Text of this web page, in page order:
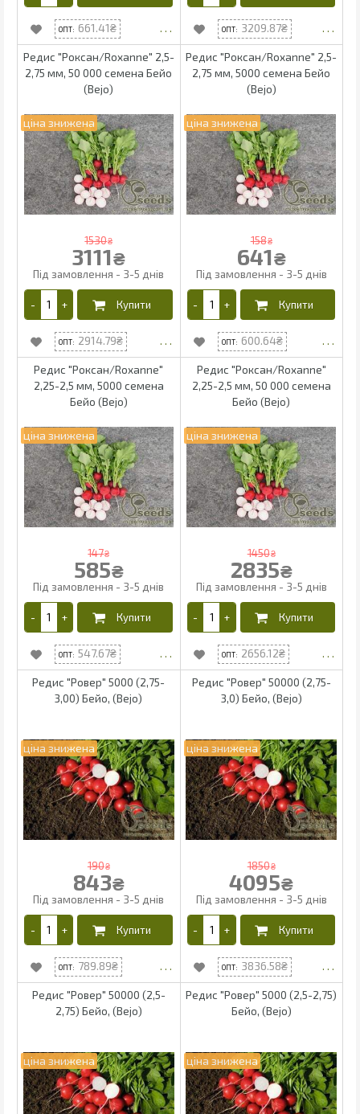
661.41 3209.87
Редис "Роксан/Roxanne" 2,5-
2,75 мм, 50 000 семена Бейо
(Bejo)
1530₴
3111₴
2914.79
Редис "Роксан/Roxanne" 2,5-
2,75 мм, 5000 семена Бейо
(Bejo)
158₴
641₴
600.64
Редис "Роксан/Roxanne"
2,25-2,5 мм, 5000 семена
Бейо (Bejo)
147₴
585₴
547.67
Редис "Роксан/Roxanne"
2,25-2,5 мм, 50 000 семена
Бейо (Bejo)
1450₴
2835₴
2656.12
Редис "Ровер" 5000 (2,75-
3,00) Бейо, (Bejo)
190₴
843₴
789.89
Редис "Ровер" 50000 (2,75-
3,0) Бейо, (Bejo)
1850₴
4095₴
3836.58
Редис "Ровер" 50000 (2,5-
2,75) Бейо, (Bejo)
Редис "Ровер" 5000 (2,5-2,75)
Бейо, (Bejo)